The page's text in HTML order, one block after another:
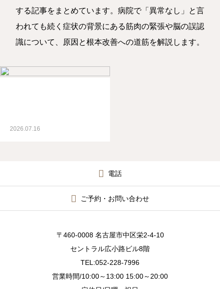
する記事をまとめています。病院で「異常なし」と言
われても続く症状の背景にある筋肉の緊張や脳の誤認
識について、原因と根本改善への道筋を解説します。
2026.07.16
電話
ご予約・お問い合わせ
〒460-0008 名古屋市中区栄2-4-10
セントラル広小路ビル8階
TEL:052-228-7996
営業時間/10:00～13:00 15:00～20:00
院情報・アクセス
症状メニュー